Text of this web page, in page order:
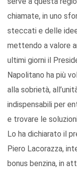
chiamate, in uno
steccati e delle
mettendo a valore
ultimi giorni il
Napolitano ha più
alla sobrietà,
indispensabili per
e trovare le
Lo ha dichiarato il
Piero Lacorazza,
bonus benzina, in